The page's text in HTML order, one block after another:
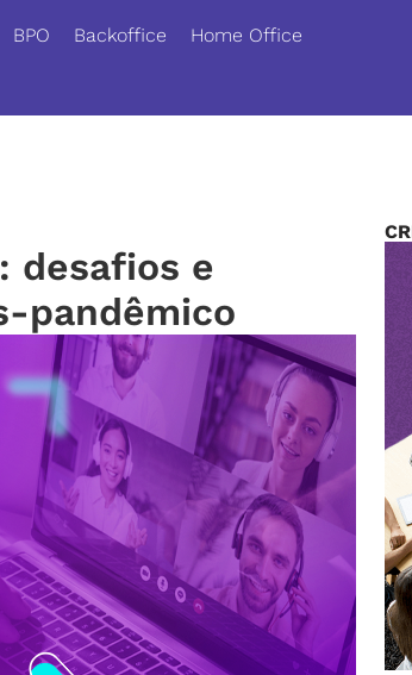
BPO Backoffice Home Office
desafios e
pandêmico